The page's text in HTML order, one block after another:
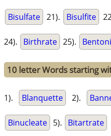
Bisulfate 21). Bisulfite
24). Birthrate 25).
10 letter Words starting
1). Blanquette 2).
Binucleate 5). Bitartrate